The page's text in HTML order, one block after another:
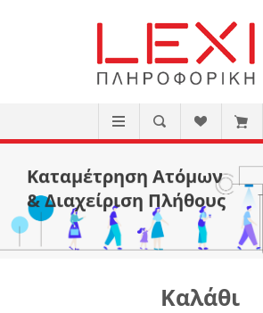
Καταμέτρηση Ατόμων
& Διαχείριση Πλήθους
Καλάθι